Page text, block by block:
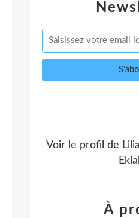
Voir le profil de
À